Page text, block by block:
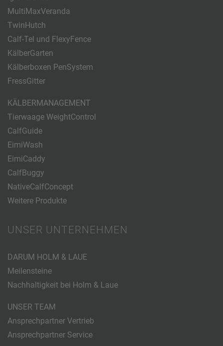
MultiMaxVeranda
TwinHutch
Calf-Tel und FlexyFence
KälberGarten
Kälberboxen PenSystem
FressGitter
KÄLBERMANAGEMENT
Tierwaage WeightControl
CalfGuide
EimiWash
EimiCaddy
CalfBuggy
NativeCalfConcept
Weitere Produkte
UNSER UNTERNEHMEN
DARUM HOLM & LAUE
Meilensteine
Nachhaltigkeit bei Holm & Laue
UNSER TEAM
Ansprechpartner Vertrieb
Ansprechpartner Service